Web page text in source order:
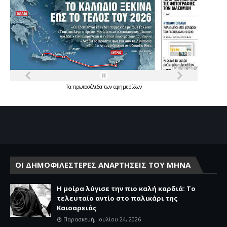
Τα πρωτοσέλιδατων εφημερίδων
ΟΙ ΔΗΜΟΦΙΛΕΣΤΕΡΕΣ ΑΝΑΡΤΗΣΕΙΣ ΤΟΥ ΜΗΝΑ
Η μοίρα λύγισε την πιο καλή καρδιά: Το
τελευταίο αντίο στο παλικάρι της
Καισαρειάς
Παρασκευή, Ιουλίου 24, 2026